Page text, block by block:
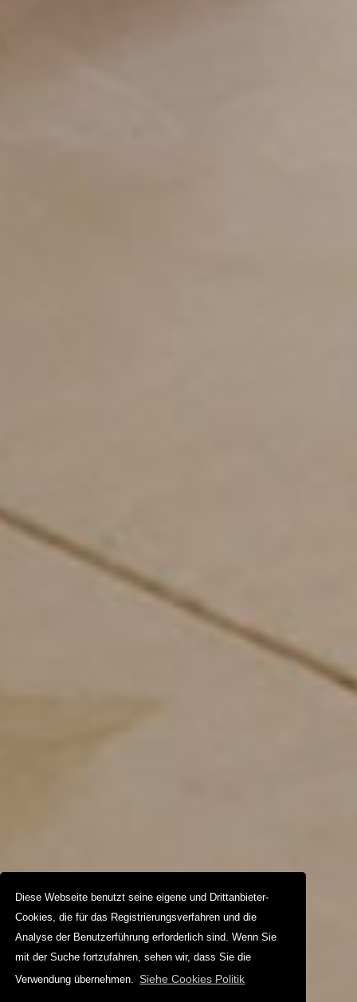
Diese Webseite benutzt seine eigene und Drittanbieter-
Cookies, die für das Registrierungsverfahren und die
Analyse der Benutzerführung erforderlich sind. Wenn Sie
mit der Suche fortzufahren, sehen wir, dass Sie die
Verwendung übernehmen. Siehe Cookies Politik